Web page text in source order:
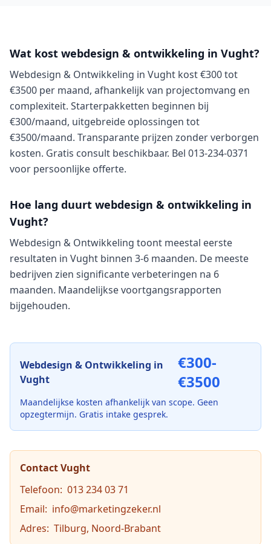
Wat kost webdesign & ontwikkeling in Vught?
Webdesign & Ontwikkeling in Vught kost €300 tot
€3500 per maand, afhankelijk van projectomvang en
complexiteit. Starterpakketten beginnen bij
€300/maand, uitgebreide oplossingen tot
€3500/maand. Transparante prijzen zonder verborgen
kosten. Gratis consult beschikbaar. Bel 013-234-0371
voor persoonlijke offerte.
Hoe lang duurt webdesign & ontwikkeling in
Vught?
Webdesign & Ontwikkeling toont meestal eerste
resultaten in Vught binnen 3-6 maanden. De meeste
bedrijven zien significante verbeteringen na 6
maanden. Maandelijkse voortgangsrapporten
bijgehouden.
Webdesign & Ontwikkeling in
Vught
€300-
€3500
Maandelijkse kosten afhankelijk van scope. Geen
opzegtermijn. Gratis intake gesprek.
ContactVught
Telefoon: 013 234 03 71
Email: info@marketingzeker.nl
Adres: Tilburg, Noord-Brabant